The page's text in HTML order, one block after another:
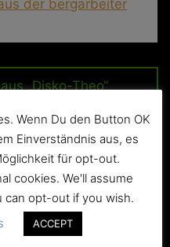
„Disko-Theo“
Privacy & Cookie Policy
Wenn Du den Button OK
Einverständnis aus, es
für opt-out.
cookies. We'll assume
can opt-out if you wish.
ACCEPT